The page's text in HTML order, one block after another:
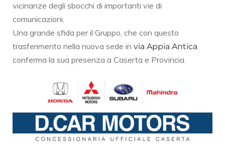
vicinanze degli sbocchi di importanti vie di
comunicazioni.
Una grande sfida per il Gruppo, che con questo
trasferimento nella nuova sede in via Appia Antica
conferma la sua presenza a Caserta e Provincia.